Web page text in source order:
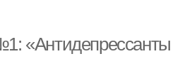
«Антидепрессанты